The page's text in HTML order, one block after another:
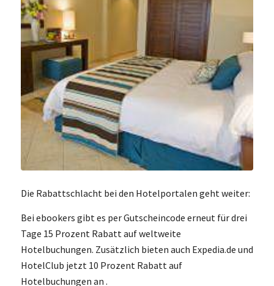
Die Rabattschlacht bei den Hotelportalen geht weiter:
Bei ebookers gibt es per Gutscheincode erneut für drei
Tage 15 Prozent Rabatt auf weltweite
Hotelbuchungen. Zusätzlich bieten auch Expedia.de und
HotelClub jetzt 10 Prozent Rabatt auf
Hotelbuchungen an .